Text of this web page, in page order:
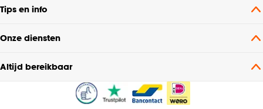
Tips en info
Onze diensten
Altijd bereikbaar